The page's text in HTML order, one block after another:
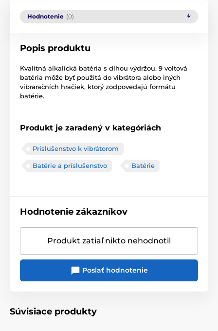
Hodnotenie (0)
Popis produktu
Kvalitná alkalická batéria s dlhou výdržou. 9 voltová
batéria môže byť použitá do vibrátora alebo iných
vibraračních hračiek, ktorý zodpovedajú formátu
batérie.
Produkt je zaradený v kategóriách
Príslušenstvo k vibrátorom
Batérie a príslušenstvo Batérie
Hodnotenie zákazníkov
Produkt zatiaľ nikto nehodnotil
Poslať hodnotenie
Súvisiace produkty